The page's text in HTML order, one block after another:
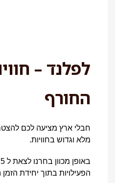
לפלנד –
החורף
חבלי ארץ מציעה לכם
מלא וגדוש בחוויות.
הפעילויות בתוך יחידת